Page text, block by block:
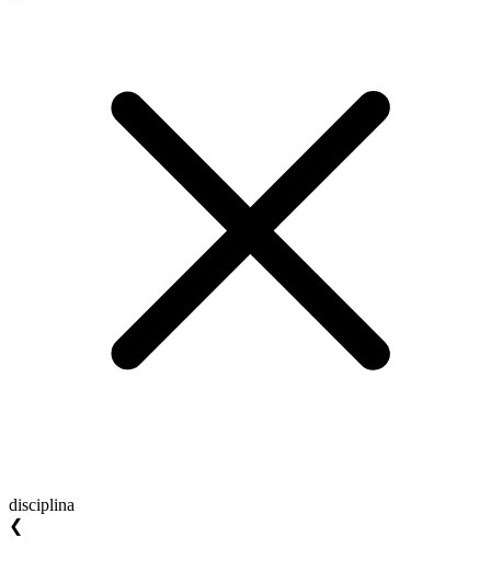
disciplina
❮